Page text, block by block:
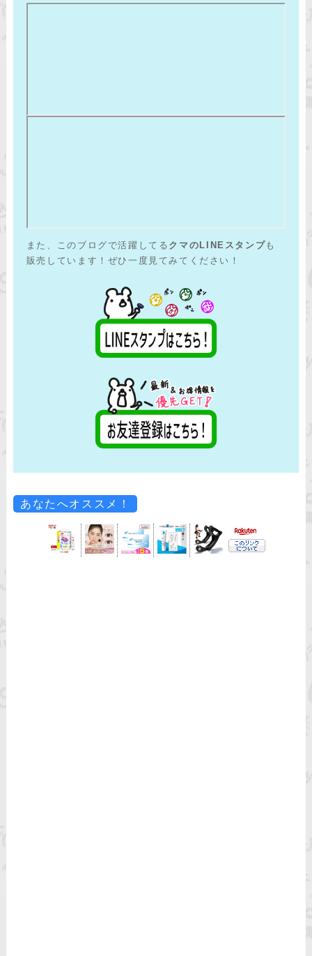
また、このブログで活躍してる クマのLINEスタンプ も
販売しています！ぜひ一度見てみてください！
あなたへオススメ！